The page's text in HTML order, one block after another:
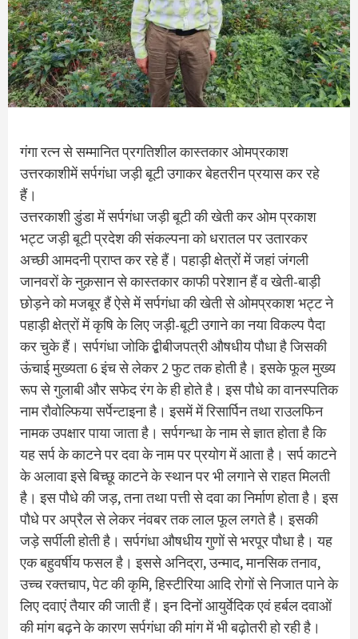
गंगा रत्न से सम्मानित प्रगतिशील कास्तकार ओमप्रकाश
उत्तरकाशीमें सर्पगंधा जड़ी बूटी उगाकर बेहतरीन प्रयास कर रहे
हैं।
उत्तरकाशी डुंडा में सर्पगंधा जड़ी बूटी की खेती कर ओम प्रकाश
भट्ट जड़ी बूटी प्रदेश की संकल्पना को धरातल पर उतारकर
अच्छी आमदनी प्राप्त कर रहे हैं। पहाड़ी क्षेत्रों में जहां जंगली
जानवरों के नुक़सान से कास्तकार काफी परेशान हैं व खेती-बाड़ी
छोड़ने को मजबूर हैं ऐसे में सर्पगंधा की खेती से ओमप्रकाश भट्ट ने
पहाड़ी क्षेत्रों में कृषि के लिए जड़ी-बूटी उगाने का नया विकल्प पैदा
कर चुके हैं। सर्पगंधा जोकि द्बीबीजपत्री औषधीय पौधा है जिसकी
ऊंचाई मुख्यता 6 इंच से लेकर 2 फुट तक होती है। इसके फूल मुख्य
रूप से गुलाबी और सफेद रंग के ही होते है। इस पौधे का वानस्पतिक
नाम रौवोल्फिया सर्पेन्टाइना है। इसमें में रिसार्पिन तथा राउलफिन
नामक उपक्षार पाया जाता है। सर्पगन्धा के नाम से ज्ञात होता है कि
यह सर्प के काटने पर दवा के नाम पर प्रयोग में आता है। सर्प काटने
के अलावा इसे बिच्छू काटने के स्थान पर भी लगाने से राहत मिलती
है। इस पौधे की जड़, तना तथा पत्ती से दवा का निर्माण होता है। इस
पौधे पर अप्रैल से लेकर नंवबर तक लाल फूल लगते है। इसकी
जड़े सर्पीली होती है। सर्पगंधा औषधीय गुणों से भरपूर पौधा है। यह
एक बहुवर्षीय फसल है। इससे अनिद्रा, उन्माद, मानसिक तनाव,
उच्च रक्तचाप, पेट की कृमि, हिस्टीरिया आदि रोगों से निजात पाने के
लिए दवाएं तैयार की जाती हैं। इन दिनों आयुर्वेदिक एवं हर्बल दवाओं
की मांग बढ़ने के कारण सर्पगंधा की मांग में भी बढ़ोतरी हो रही है।